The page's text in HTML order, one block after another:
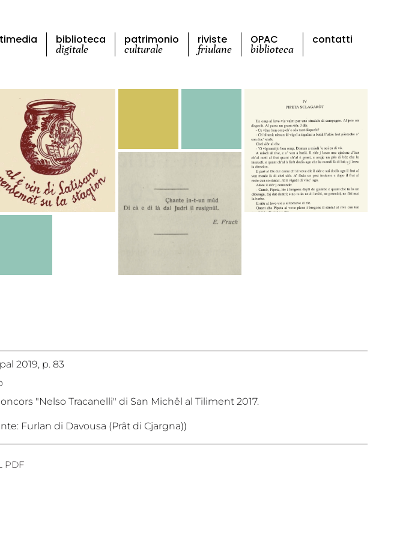
biblioteca
digitale
patrimonio
culturale
riviste
friulane
OPAC
biblioteca
contatti
2019, p. 83
"Nelso Tracanelli" di San Michêl al Tiliment 2017.
Furlan di Davousa (Prât di Cjargna))
PDF